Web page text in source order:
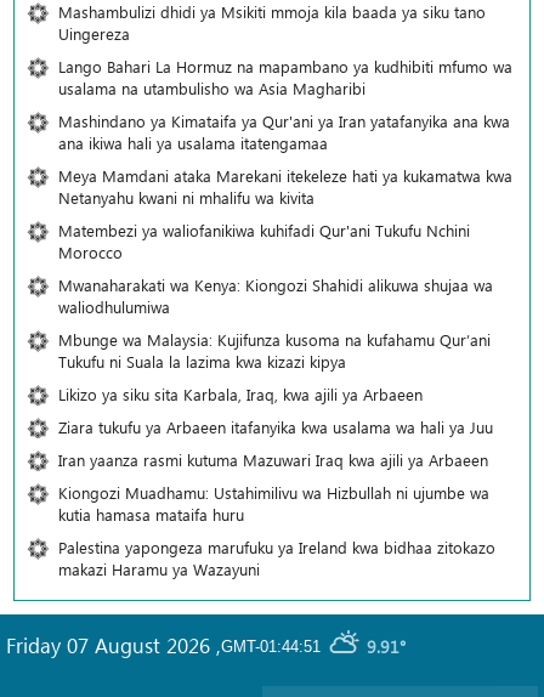
Mashambulizi dhidi ya Msikiti mmoja kila baada ya siku tano
Uingereza
Lango Bahari La Hormuz na mapambano ya kudhibiti mfumo wa
usalama na utambulisho wa Asia Magharibi
Mashindano ya Kimataifa ya Qur'ani ya Iran yatafanyika ana kwa
ana ikiwa hali ya usalama itatengamaa
Meya Mamdani ataka Marekani itekeleze hati ya kukamatwa kwa
Netanyahu kwani ni mhalifu wa kivita
Matembezi ya waliofanikiwa kuhifadi Qur'ani Tukufu Nchini
Morocco
Mwanaharakati wa Kenya: Kiongozi Shahidi alikuwa shujaa wa
waliodhulumiwa
Mbunge wa Malaysia: Kujifunza kusoma na kufahamu Qur’ani
Tukufu ni Suala la lazima kwa kizazi kipya
Likizo ya siku sita Karbala, Iraq, kwa ajili ya Arbaeen
Ziara tukufu ya Arbaeen itafanyika kwa usalama wa hali ya Juu
Iran yaanza rasmi kutuma Mazuwari Iraq kwa ajili ya Arbaeen
Kiongozi Muadhamu: Ustahimilivu wa Hizbullah ni ujumbe wa
kutia hamasa mataifa huru
Palestina yapongeza marufuku ya Ireland kwa bidhaa zitokazo
makazi Haramu ya Wazayuni
GMT-01:44:51 9.91°
Friday 07 August 2026 ,